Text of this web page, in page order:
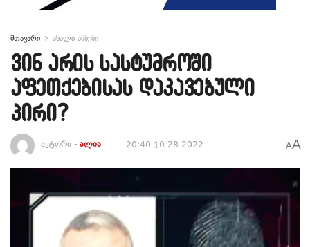
მთავარი ახალი ამბები
ვინ არის სასტუმროში
აფეთქებისას დაკავებული
პირი?
ავტორი - ალია 20:40 10-28-2022 AA